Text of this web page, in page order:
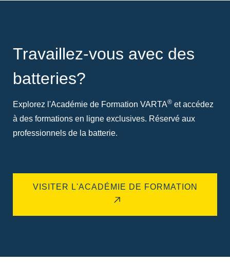
Travaillez-vous avec des
batteries?
Explorez l'Académie de Formation VARTA® et accédez
à des formations en ligne exclusives. Réservé aux
professionnels de la batterie.
VISITER L'ACADÉMIE DE FORMATION